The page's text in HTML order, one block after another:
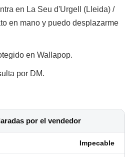
en La Seu d'Urgell (Lleida) /
en mano y puedo desplazarme
en Wallapop.
por DM.
por el vendedor
Impecable